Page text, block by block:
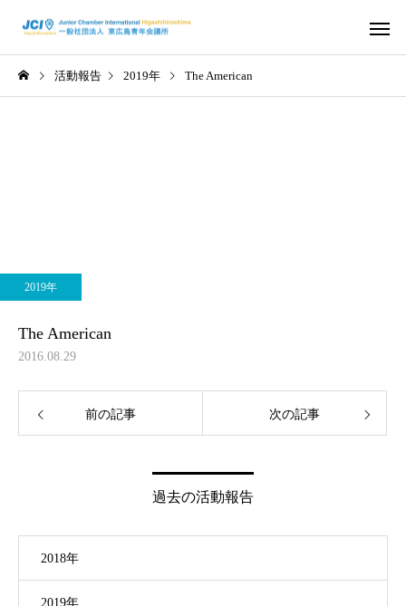
2026年度 4月例会 開催
活動報告 2019年 The American
2019年
The American
2016.08.29
前の記事 次の記事
過去の活動報告
2018年
2019年